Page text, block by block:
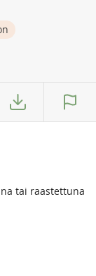
tai raastettuna